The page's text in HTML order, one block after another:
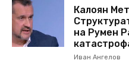
Калоян
на Румен
Иван Ангелов